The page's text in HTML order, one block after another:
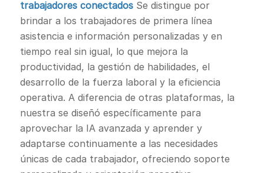
trabajadores conectadosSe distingue por
brindar a los trabajadores de primera línea
asistencia e información personalizadas y en
tiempo real sin igual, lo que mejora la
productividad, la gestión de habilidades, el
desarrollo de la fuerza laboral y la eficiencia
operativa. A diferencia de otras plataformas, la
nuestra se diseñó específicamente para
aprovechar la IA avanzada y aprender y
adaptarse continuamente a las necesidades
únicas de cada trabajador, ofreciendo soporte